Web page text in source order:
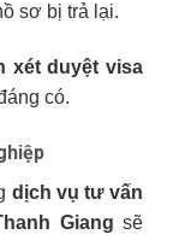
sơ bị trả lại.
xét duyệt visa
có.
dịch vụ tư vấn
Giang sẽ